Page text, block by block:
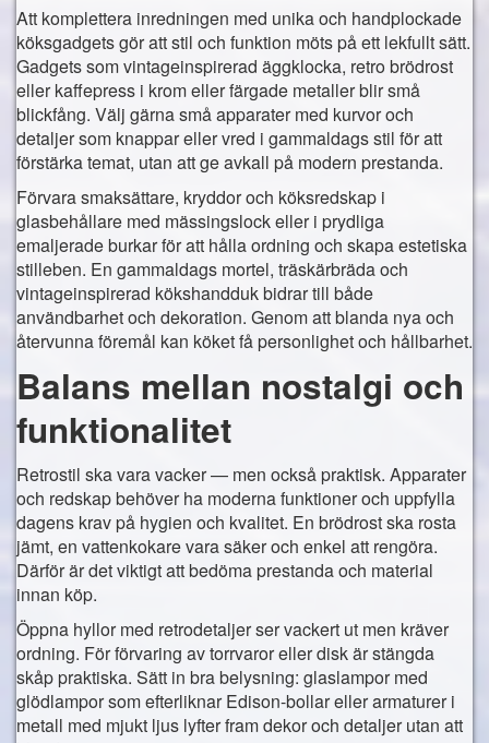
Att komplettera inredningen med unika och handplockade
köksgadgets gör att stil och funktion möts på ett lekfullt sätt.
Gadgets som vintageinspirerad äggklocka, retro brödrost
eller kaffepress i krom eller färgade metaller blir små
blickfång. Välj gärna små apparater med kurvor och
detaljer som knappar eller vred i gammaldags stil för att
förstärka temat, utan att ge avkall på modern prestanda.
Förvara smaksättare, kryddor och köksredskap i
glasbehållare med mässingslock eller i prydliga
emaljerade burkar för att hålla ordning och skapa estetiska
stilleben. En gammaldags mortel, träskärbräda och
vintageinspirerad kökshandduk bidrar till både
användbarhet och dekoration. Genom att blanda nya och
återvunna föremål kan köket få personlighet och hållbarhet.
Balans mellan nostalgi och
funktionalitet
Retrostil ska vara vacker — men också praktisk. Apparater
och redskap behöver ha moderna funktioner och uppfylla
dagens krav på hygien och kvalitet. En brödrost ska rosta
jämt, en vattenkokare vara säker och enkel att rengöra.
Därför är det viktigt att bedöma prestanda och material
innan köp.
Öppna hyllor med retrodetaljer ser vackert ut men kräver
ordning. För förvaring av torrvaror eller disk är stängda
skåp praktiska. Sätt in bra belysning: glaslampor med
glödlampor som efterliknar Edison-bollar eller armaturer i
metall med mjukt ljus lyfter fram dekor och detaljer utan att